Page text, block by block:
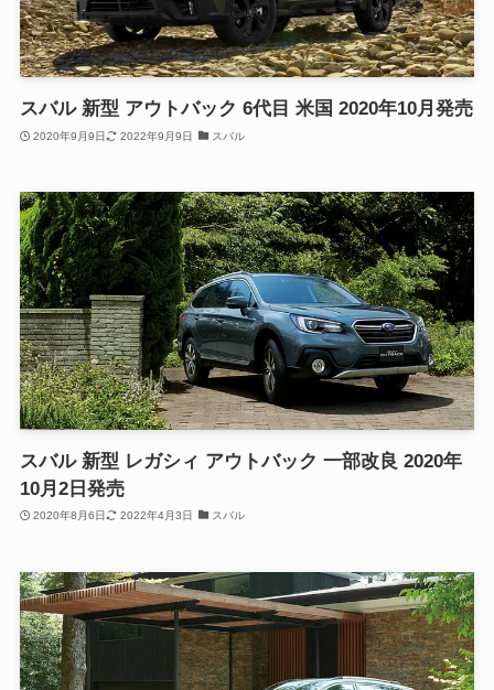
スバル 新型 アウトバック 6代目 米国 2020年10月発売
2020年9月9日 2022年9月9日 スバル
スバル 新型 レガシィ アウトバック 一部改良 2020年
10月2日発売
2020年8月6日 2022年4月3日 スバル